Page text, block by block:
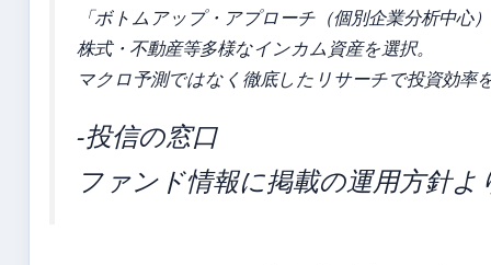
「ボトムアップ・アプローチ（個別企業分析中心
株式・不動産等多様なインカム資産を選択。
マクロ予測ではなく徹底したリサーチで投資効率
-投信の窓口
ファンド情報に掲載の運用方針よ